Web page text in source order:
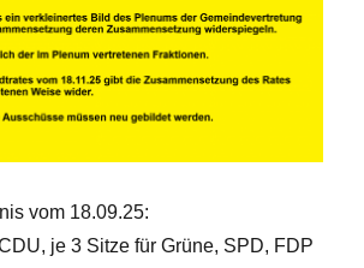
vom 18.09.25:
je 3 Sitze für Grüne, SPD, FDP